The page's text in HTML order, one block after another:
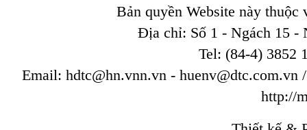
Bản quyền Website này thuộc
Địa chỉ: Số 1 - Ngách 15 -
Tel: (84-4) 3852
Email: hdtc@hn.vnn.vn -
http://